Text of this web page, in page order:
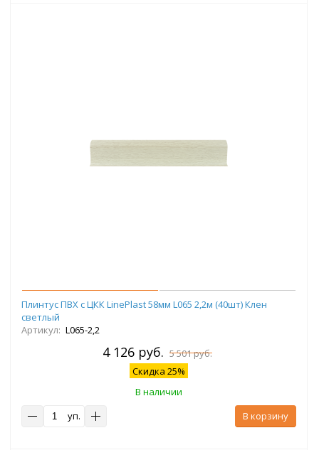
Плинтус ПВХ с ЦКК LinePlast 58мм L065 2,2м (40шт) Клен
светлый
Артикул: L065-2,2
4 126 руб. 5 501 руб.
Скидка 25%
В наличии
уп.
В корзину